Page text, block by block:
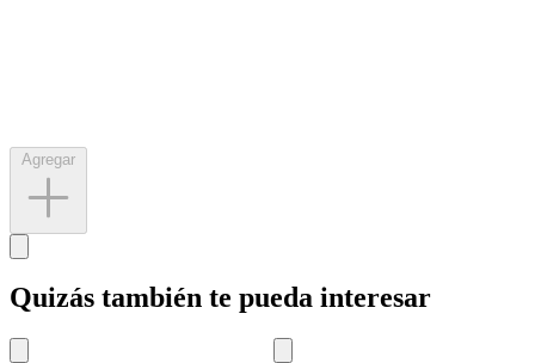
Quizás también te pueda interesar